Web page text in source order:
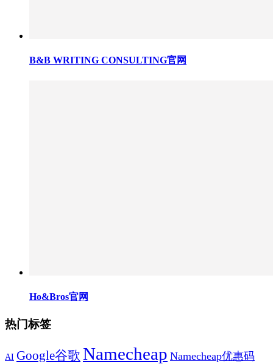
B&B WRITING CONSULTING官网
Ho&Bros官网
热门标签
AI Google谷歌 Namecheap Namecheap优惠码